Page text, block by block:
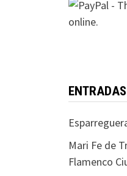
Mari Fe de
Flamenco